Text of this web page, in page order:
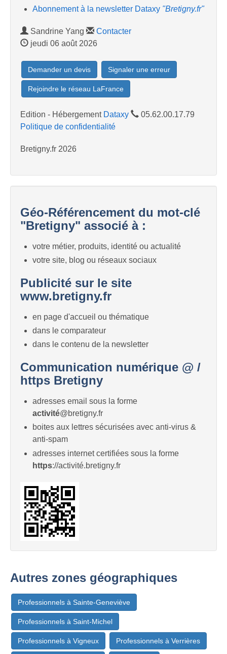
Abonnement à la newsletter Dataxy "Bretigny.fr"
Sandrine Yang
Contacter
jeudi 06 août 2026
Demander un devis Signaler une erreur
Rejoindre le réseau LaFrance
Edition - Hébergement Dataxy
05.62.00.17.79
Politique de confidentialité
Bretigny.fr 2026
Géo-Référencement du mot-clé
"Bretigny" associé à :
votre métier, produits, identité ou actualité
votre site, blog ou réseaux sociaux
Publicité sur le site
www.bretigny.fr
en page d'accueil ou thématique
dans le comparateur
dans le contenu de la newsletter
Communication numérique @ /
https Bretigny
adresses email sous la forme
activité@bretigny.fr
boites aux lettres sécurisées avec anti-virus &
anti-spam
adresses internet certifiées sous la forme
https://activité.bretigny.fr
Autres zones géographiques
Professionnels à Sainte-Geneviève
Professionnels à Saint-Michel
Professionnels à Vigneux Professionnels à Verrières